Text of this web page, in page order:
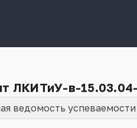
ЛКИТиУ-в-
ведомость успеваемости